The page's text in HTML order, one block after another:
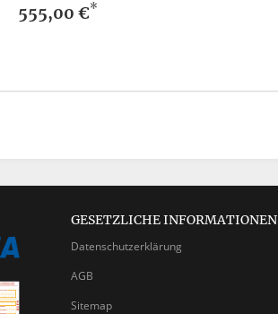
555,00 €*
GESETZLICHE INFORMATIONEN
Datenschutzerklärung
AGB
Sitemap